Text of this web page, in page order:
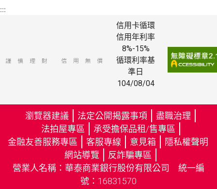
:::
信用卡循環
信用年利率
8%-15%
循環利率基
準日
104/08/04
瀏覽器建議 法定公開揭露事項
盡職治理
法拍屋專區
承受擔保品租/售專區
金融友善服務專區
（
開
客服專線 意見箱
隱私權聲明
網站導覽
反詐騙專區
（
另
開
營業人名稱：華泰商業銀行股份有限公司 統一編
號：16831570